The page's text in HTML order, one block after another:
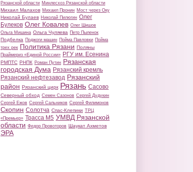
Рязанской области Минлесхоз Рязанской области
Михаил Малахов Михаил Пронин Мост через Оку
Николай Булаев Николай Пилюгин Олег
Булеков Олег Ковалев Олег Шишов
Ольга Мишина Ольга Чуляева Петр Пыленок
Подбелка Поджоги машин Пойма Павловки Пойма
трех рек Политика Рязани Поляны
Праймериз «Единой России» РГУ им. Есенина
РМПТС РНПК Роман Путин Рязанская
городская Дума Рязанский кремль
Рязанский нефтезавод Рязанский
район Рязанский цирк Рязань Сасово
Северный обход Семен Сазонов Сергей Дудукин
Сергей Ежов Сергей Сальников Сергей Филимонов
Скопин Солотча Спас-Клепики ТРЦ
«Премьер» Трасса М5 УМВД Рязанской
области Федор Провоторов Шаукат Ахметов
ЭРА